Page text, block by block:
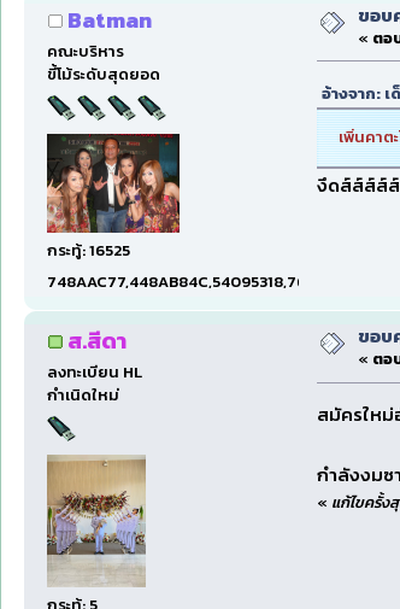
Batman
คณะบริหาร
ขี้โม้ระดับสุดยอด
กระทู้: 16525
ขอบ
« ตอ
อ้างจาก:
เพิ่นคาต
งึดส์ส์ส์ส์ส์
ส.สีดา
ลงทะเบียน HL
กำเนิดใหม่
ขอบ
« ตอ
สมัครใหม่
กำลังงมซ
« แก้ไขครั้ง